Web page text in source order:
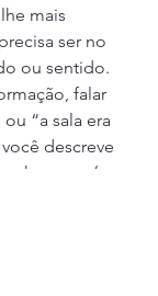
mais
ser no
ou sentido.
falar
“a sala era
descreve
(um